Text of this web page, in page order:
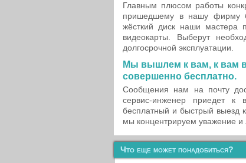
Главным плюсом работы
пришедшему в нашу фирму
жёсткий диск наши мастера
видеокарты. Выберут
долгосрочной эксплуатации.
Мы вышлем к вам, к вам
совершенно бесплатно.
Сообщения нам на почту
сервис-инженер приедет к
бесплатный и быстрый выезд
мы концентрируем уважение и
Что еще может понадобиться?